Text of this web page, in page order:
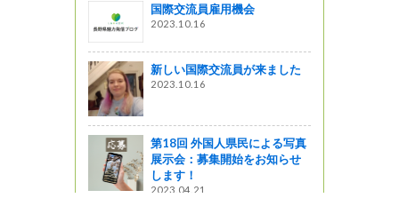
国際交流員雇用機会
2023.10.16
新しい国際交流員が来ました
2023.10.16
第18回 外国人県民による写真
展示会：募集開始をお知らせ
します！
2023.04.21